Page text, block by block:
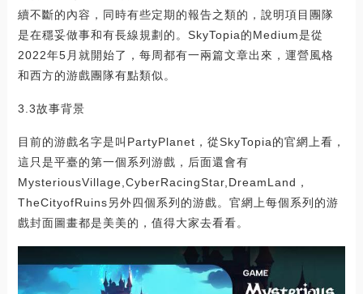
續不斷的內容，同時有些定期的報告之類的，說明項目團隊
是在穩妥做事和有長線規劃的。SkyTopia的Medium是從
2022年5月就開始了，每周都有一兩篇文章出來，運營風格
和西方的游戲團隊有點類似。
3.3故事背景
目前的游戲名字是叫PartyPlanet，從SkyTopia的官網上看，
這只是平臺的第一個系列游戲，后面還會有
MysteriousVillage,CyberRacingStar,DreamLand，
TheCityofRuins另外四個系列的游戲。官網上每個系列的游
戲封面圖畫都是美美的，值得大家去看看。